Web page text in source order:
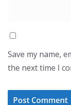
Save my name,
the next time I